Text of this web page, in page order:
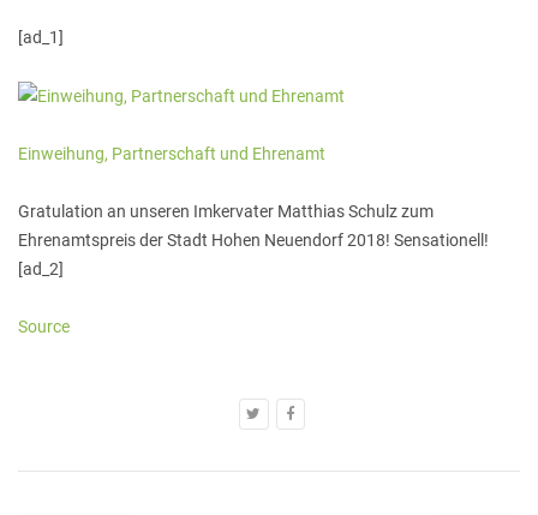
[ad_1]
Einweihung, Partnerschaft und Ehrenamt
Gratulation an unseren Imkervater Matthias Schulz zum
Ehrenamtspreis der Stadt Hohen Neuendorf 2018! Sensationell!
[ad_2]
Source